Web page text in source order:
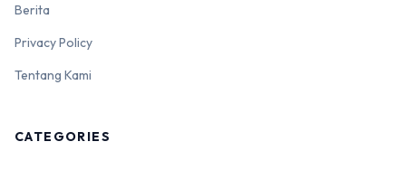
Berita
Privacy Policy
Tentang Kami
CATEGORIES